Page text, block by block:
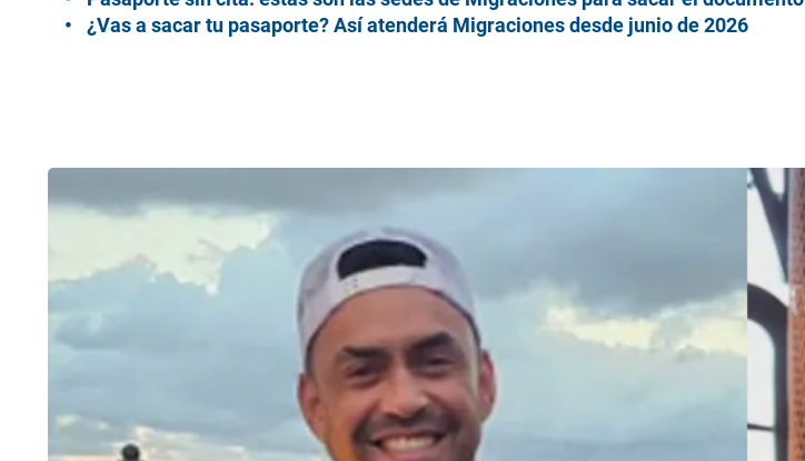
¿Vas a sacar tu pasaporte? Así atenderá Migraciones desde junio de 2026